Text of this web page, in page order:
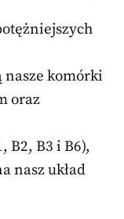
komórki
oraz
B2, B3 i B6),
nasz układ